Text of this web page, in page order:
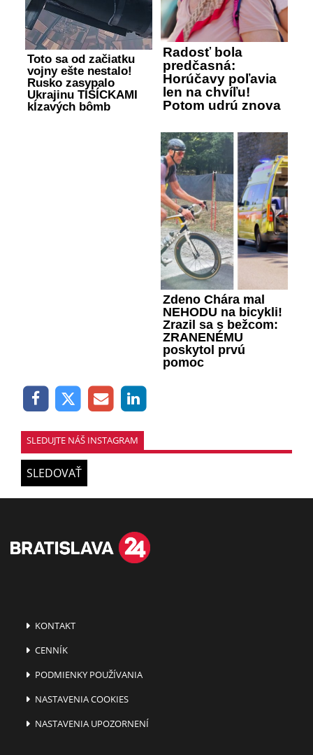
Toto sa od začiatku
vojny ešte nestalo!
Rusko zasypalo
Ukrajinu TISÍCKAMI
kĺzavých bômb
Radosť bola
predčasná:
Horúčavy poľavia
len na chvíľu!
Potom udrú znova
Zdeno Chára mal
NEHODU na bicykli!
Zrazil sa s bežcom:
ZRANENÉMU
poskytol prvú
pomoc
SLEDUJTE NÁŠ INSTAGRAM
SLEDOVAŤ
KONTAKT
CENNÍK
PODMIENKY POUŽÍVANIA
NASTAVENIA COOKIES
NASTAVENIA UPOZORNENÍ